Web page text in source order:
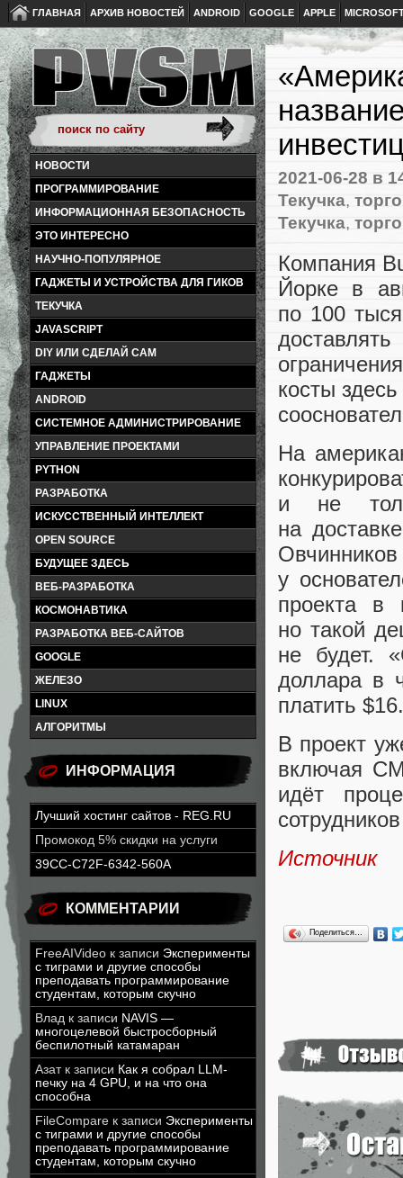
ГЛАВНАЯ АРХИВ НОВОСТЕЙ ANDROID GOOGLE APPLE
НОВОСТИ
ПРОГРАММИРОВАНИЕ
ИНФОРМАЦИОННАЯ БЕЗОПАСНОСТЬ
ЭТО ИНТЕРЕСНО
НАУЧНО-ПОПУЛЯРНОЕ
ГАДЖЕТЫ И УСТРОЙСТВА ДЛЯ ГИКОВ
ТЕКУЧКА
JAVASCRIPT
DIY ИЛИ СДЕЛАЙ САМ
ГАДЖЕТЫ
ANDROID
СИСТЕМНОЕ АДМИНИСТРИРОВАНИЕ
УПРАВЛЕНИЕ ПРОЕКТАМИ
PYTHON
РАЗРАБОТКА
ИСКУССТВЕННЫЙ ИНТЕЛЛЕКТ
OPEN SOURCE
БУДУЩЕЕ ЗДЕСЬ
ВЕБ-РАЗРАБОТКА
КОСМОНАВТИКА
РАЗРАБОТКА ВЕБ-САЙТОВ
GOOGLE
ЖЕЛЕЗО
LINUX
АЛГОРИТМЫ
ИНФОРМАЦИЯ
Лучший хостинг сайтов - REG.RU
Промокод 5% скидки на услуги
39CC-C72F-6342-560A
КОММЕНТАРИИ
FreeAIVideo к записи Эксперименты
с тиграми и другие способы
преподавать программирование
студентам, которым скучно
Влад к записи NAVIS —
многоцелевой быстросборный
беспилотный катамаран
Азатк записи Как я собрал LLM-
печку на 4 GPU, и на что она
способна
FileCompare к записи Эксперименты
с тиграми и другие способы
преподавать программирование
студентам, которым скучно
2021-06-28 в
Текучка,
Текучка,
Компания
Йорке в
по 100
косты
На
и не
на
у
проекта в
но такой
не будет.
доллара в
платить $16.
В проект
включая
идёт
Источник
Поделиться…